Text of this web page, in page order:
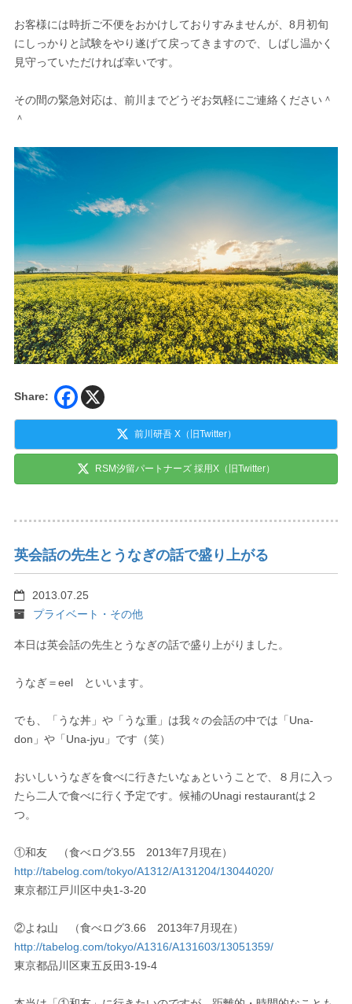
お客様には時折ご不便をおかけしておりすみませんが、8月初旬
にしっかりと試験をやり遂げて戻ってきますので、しばし温かく
見守っていただければ幸いです。
その間の緊急対応は、前川までどうぞお気軽にご連絡ください＾
＾
Share:
前川研吾 X（旧Twitter）
RSM汐留パートナーズ 採用X（旧Twitter）
英会話の先生とうなぎの話で盛り上がる
2013.07.25
プライベート・その他
本日は英会話の先生とうなぎの話で盛り上がりました。
うなぎ＝eel といいます。
でも、「うな丼」や「うな重」は我々の会話の中では「Una-
don」や「Una-jyu」です（笑）
おいしいうなぎを食べに行きたいなぁということで、８月に入っ
たら二人で食べに行く予定です。候補のUnagi restaurantは２
つ。
①和友 （食べログ3.55 2013年7月現在）
http://tabelog.com/tokyo/A1312/A131204/13044020/
東京都江戸川区中央1-3-20
②よね山 （食べログ3.66 2013年7月現在）
http://tabelog.com/tokyo/A1316/A131603/13051359/
東京都品川区東五反田3-19-4